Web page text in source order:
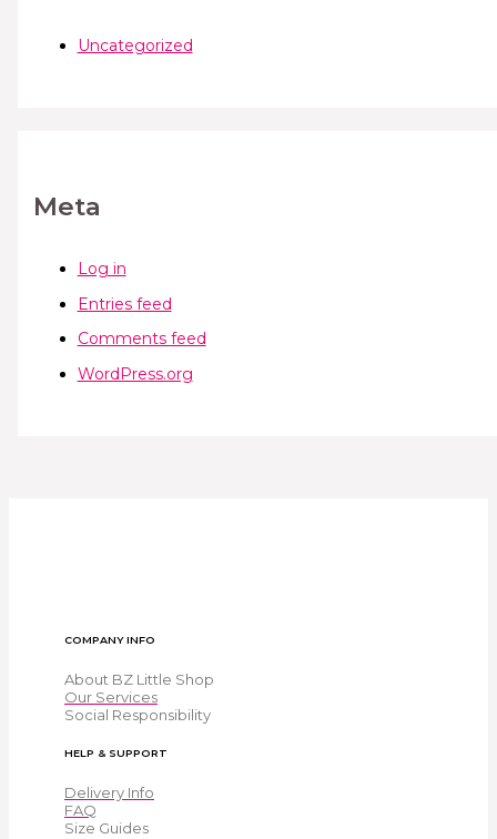
Uncategorized
Meta
Log in
Entries feed
Comments feed
WordPress.org
COMPANY INFO
About BZ Little Shop
Our Services
Social Responsibility
HELP & SUPPORT
Delivery Info
FAQ
Size Guides